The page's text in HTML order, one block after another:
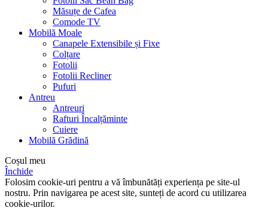
Măsuțe de Cafea
Comode TV
Mobilă Moale
Canapele Extensibile și Fixe
Colțare
Fotolii
Fotolii Recliner
Pufuri
Antreu
Antreuri
Rafturi Încalțăminte
Cuiere
Mobilă Grădină
Coșul meu
Închide
Folosim cookie-uri pentru a vă îmbunătăți experiența pe site-ul
nostru. Prin navigarea pe acest site, sunteți de acord cu utilizarea
cookie-urilor.